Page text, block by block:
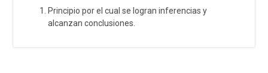
Principio por el cual se logran inferencias y
alcanzan conclusiones.